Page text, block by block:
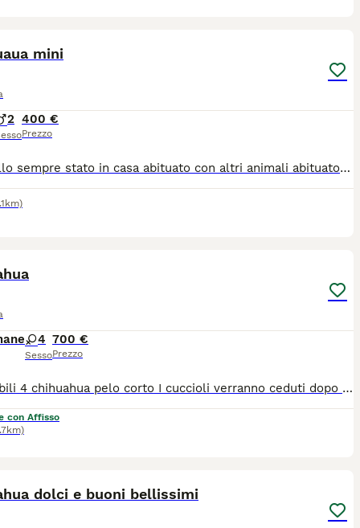
mini
2 400 €
Prezzo
Tranquillo sempre stato in casa abituato con altri animali abituato a stare con i bambini alimentato con croccantini abituato a fare bisogni sul tappetino
4
Sesso
700 €
Prezzo
Disponibili 4 chihuahua pelo corto I cuccioli verranno ceduti dopo gli 80 90 giorni dalla nascita. Vaccini microchip e certificato medico veterinario di buona salute e kit cucciolo
con Affisso
dolci e buoni bellissimi